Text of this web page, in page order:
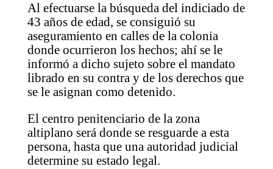
Al efectuarse la búsqueda del indiciado de
43 años de edad, se consiguió su
aseguramiento en calles de la colonia
donde ocurrieron los hechos; ahí se le
informó a dicho sujeto sobre el mandato
librado en su contra y de los derechos que
se le asignan como detenido.
El centro penitenciario de la zona
altiplano será donde se resguarde a esta
persona, hasta que una autoridad judicial
determine su estado legal.